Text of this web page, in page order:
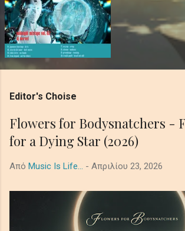
Editor's Choise
Flowers for Bodysnatchers -
for a Dying Star (2026)
Από Music Is Life... - Απριλίου 23, 2026